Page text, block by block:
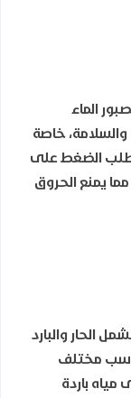
الماء
والسلامة، خاصة
الضغط على
يمنع الحروق
الحار والبارد
مختلف
باردة